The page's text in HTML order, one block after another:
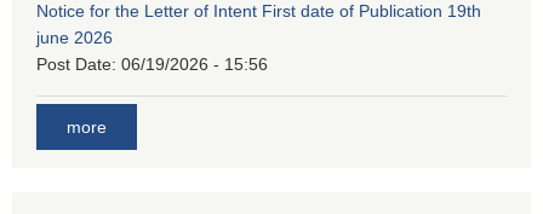
Notice for the Letter of Intent First date of Publication 19th
june 2026
Post Date: 06/19/2026 - 15:56
more